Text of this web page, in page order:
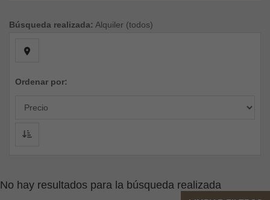
Búsqueda realizada: Alquiler (todos)
Ordenar por:
No hay resultados para la búsqueda realizada